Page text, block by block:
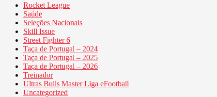
Rocket League
Saúde
Seleções Nacionais
Skill Issue
Street Fighter 6
Taça de Portugal – 2024
Taça de Portugal – 2025
Taça de Portugal – 2026
Treinador
Ultras Bulls Master Liga eFootball
Uncategorized